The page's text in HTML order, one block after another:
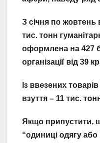
З січня по жовтень
тис. тонн
оформлена на 427
організації від 39
Із ввезених
взуття – 11 тис.
Якщо припустити,
“одиниці одягу